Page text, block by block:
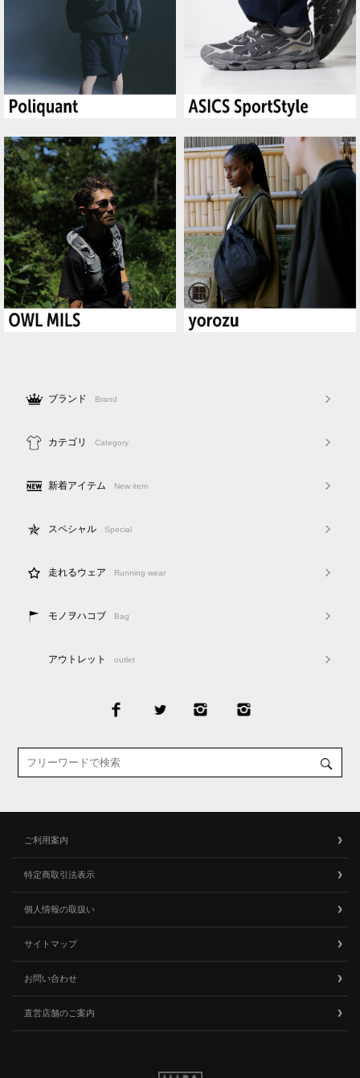
ブランド Brand
カテゴリ Category
新着アイテム New item
スペシャル Special
走れるウェア Running wear
モノヲハコブ Bag
アウトレット outlet
ご利用案内
特定商取引法表示
個人情報の取扱い
サイトマップ
お問い合わせ
直営店舗のご案内